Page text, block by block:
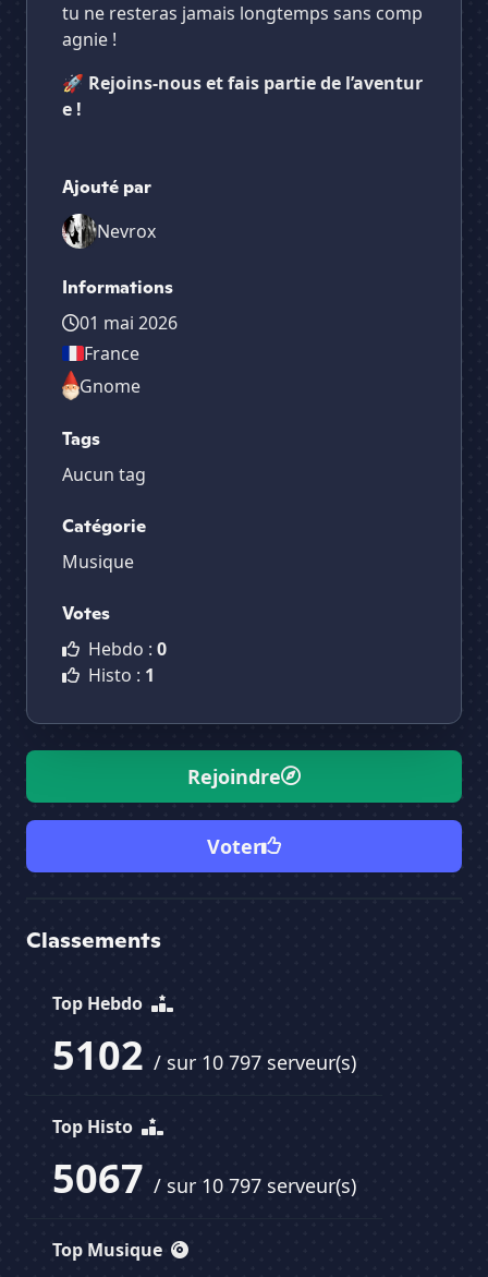
tu ne resteras jamais longtemps sans comp
agnie !
🚀 Rejoins-nous et fais partie de l’aventur
e !
Ajouté par
Nevrox
Informations
01 mai 2026
France
Gnome
Tags
Aucun tag
Catégorie
Musique
Votes
Hebdo : 0
Histo : 1
Rejoindre
Voter
Classements
Top Hebdo
5102 / sur 10 797 serveur(s)
Top Histo
5067 / sur 10 797 serveur(s)
Top Musique